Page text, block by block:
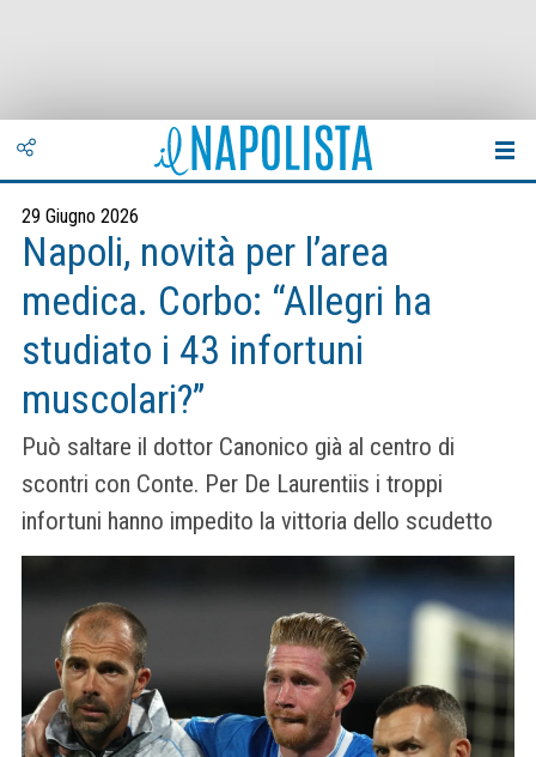
29 Giugno 2026
Napoli, novità per l’area
medica. Corbo: “Allegri ha
studiato i 43 infortuni
muscolari?”
Può saltare il dottor Canonico già al centro di
scontri con Conte. Per De Laurentiis i troppi
infortuni hanno impedito la vittoria dello scudetto